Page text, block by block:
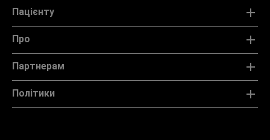
Пацієнту
Про
Партнерам
Політики